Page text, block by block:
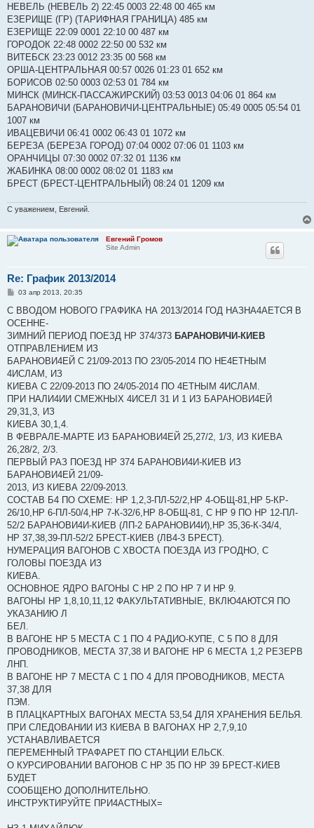
НЕВЕЛЬ (НЕВЕЛЬ 2) 22:45 0003 22:48 00 465 км
ЕЗЕРИЩЕ (ГР) (ТАРИФНАЯ ГРАНИЦА) 485 км
ЕЗЕРИЩЕ 22:09 0001 22:10 00 487 км
ГОРОДОК 22:48 0002 22:50 00 532 км
ВИТЕБСК 23:23 0012 23:35 00 568 км
ОРША-ЦЕНТРАЛЬНАЯ 00:57 0026 01:23 01 652 км
БОРИСОВ 02:50 0003 02:53 01 784 км
МИНСК (МИНСК-ПАССАЖИРСКИЙ) 03:53 0013 04:06 01 864 км
БАРАНОВИЧИ (БАРАНОВИЧИ-ЦЕНТРАЛЬНЫЕ) 05:49 0005 05:54 01
1007 км
ИВАЦЕВИЧИ 06:41 0002 06:43 01 1072 км
БЕРЕЗА (БЕРЕЗА ГОРОД) 07:04 0002 07:06 01 1103 км
ОРАНЧИЦЫ 07:30 0002 07:32 01 1136 км
ЖАБИНКА 08:00 0002 08:02 01 1183 км
БРЕСТ (БРЕСТ-ЦЕНТРАЛЬНЫЙ) 08:24 01 1209 км
С уважением, Евгений.
Евгений Громов
Site Admin
Re: График 2013/2014
С
о
щ
е
и
е
03 апр 2013, 20:35
С ВВОДОМ НОВОГО ГРАФИКА НА 2013/2014 ГОД НАЗНА4АЕТСЯ В
ОСЕННЕ-
ЗИМНИЙ ПЕРИОД ПОЕЗД НР 374/373 БАРАНОВИЧИ-КИЕВ
ОТПРАВЛЕНИЕМ ИЗ
БАРАНОВИ4ЕЙ С 21/09-2013 ПО 23/05-2014 ПО НЕ4ЕТНЫМ
4ИСЛАМ, ИЗ
КИЕВА С 22/09-2013 ПО 24/05-2014 ПО 4ЕТНЫМ 4ИСЛАМ.
ПРИ НАЛИ4ИИ СМЕЖНЫХ 4ИСЕЛ 31 И 1 ИЗ БАРАНОВИ4ЕЙ
29,31,3, ИЗ
КИЕВА 30,1,4.
В ФЕВРАЛЕ-МАРТЕ ИЗ БАРАНОВИ4ЕЙ 25,27/2, 1/3, ИЗ КИЕВА
26,28/2, 2/3.
ПЕРВЫЙ РАЗ ПОЕЗД НР 374 БАРАНОВИ4И-КИЕВ ИЗ
БАРАНОВИ4ЕЙ 21/09-
2013, ИЗ КИЕВА 22/09-2013.
СОСТАВ Б4 ПО СХЕМЕ: НР 1,2,3-ПЛ-52/2,НР 4-ОБЩ-81,НР 5-КР-
26/10,НР 6-ПЛ-50/4,НР 7-К-32/6,НР 8-ОБЩ-81, С НР 9 ПО НР 12-ПЛ-
52/2 БАРАНОВИ4И-КИЕВ (ЛП-2 БАРАНОВИ4И),НР 35,36-К-34/4,
НР 37,38,39-ПЛ-52/2 БРЕСТ-КИЕВ (ЛВ4-3 БРЕСТ).
НУМЕРАЦИЯ ВАГОНОВ С ХВОСТА ПОЕЗДА ИЗ ГРОДНО, С
ГОЛОВЫ ПОЕЗДА ИЗ
КИЕВА.
ОСНОВНОЕ ЯДРО ВАГОНЫ С НР 2 ПО НР 7 И НР 9.
ВАГОНЫ НР 1,8,10,11,12 ФАКУЛЬТАТИВНЫЕ, ВКЛЮ4АЮТСЯ ПО
УКАЗАНИЮ Л
БЕЛ.
В ВАГОНЕ НР 5 МЕСТА С 1 ПО 4 РАДИО-КУПЕ, С 5 ПО 8 ДЛЯ
ПРОВОДНИКОВ, МЕСТА 37,38 И ВАГОНЕ НР 6 МЕСТА 1,2 РЕЗЕРВ
ЛНП.
В ВАГОНЕ НР 7 МЕСТА С 1 ПО 4 ДЛЯ ПРОВОДНИКОВ, МЕСТА
37,38 ДЛЯ
ПЭМ.
В ПЛАЦКАРТНЫХ ВАГОНАХ МЕСТА 53,54 ДЛЯ ХРАНЕНИЯ БЕЛЬЯ.
ПРИ СЛЕДОВАНИИ ИЗ КИЕВА В ВАГОНАХ НР 2,7,9,10
УСТАНАВЛИВАЕТСЯ
ПЕРЕМЕННЫЙ ТРАФАРЕТ ПО СТАНЦИИ ЕЛЬСК.
О КУРСИРОВАНИИ ВАГОНОВ С НР 35 ПО НР 39 БРЕСТ-КИЕВ
БУДЕТ
СООБЩЕНО ДОПОЛНИТЕЛЬНО.
ИНСТРУКТИРУЙТЕ ПРИ4АСТНЫХ=